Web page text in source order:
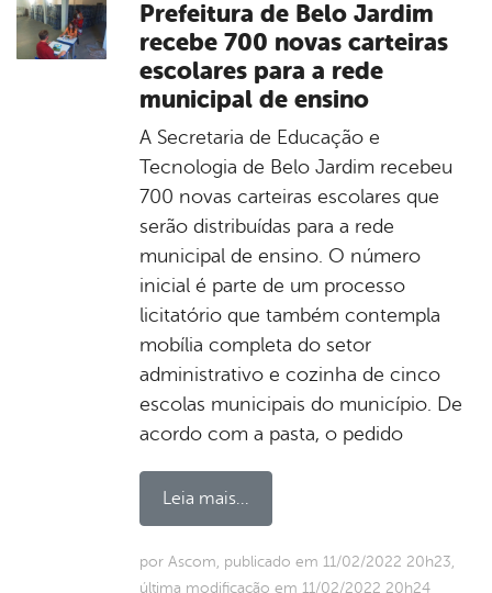
Prefeitura de Belo Jardim
recebe 700 novas carteiras
escolares para a rede
municipal de ensino
A Secretaria de Educação e
Tecnologia de Belo Jardim recebeu
700 novas carteiras escolares que
serão distribuídas para a rede
municipal de ensino. O número
inicial é parte de um processo
licitatório que também contempla
mobília completa do setor
administrativo e cozinha de cinco
escolas municipais do município. De
acordo com a pasta, o pedido
Leia mais...
por Ascom, publicado em 11/02/2022 20h23,
última modificação em 11/02/2022 20h24